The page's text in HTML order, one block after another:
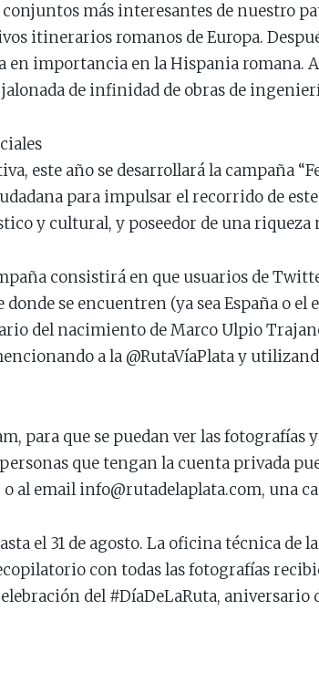
conjuntos más interesantes de nuestro
itinerarios romanos de Europa.
en importancia en la Hispania romana.
de infinidad de obras de
este año se desarrollará la campaña
para impulsar el recorrido de
y cultural, y poseedor de una riqueza
consistirá en que usuarios de
se encuentren (ya sea España o
del nacimiento de Marco Ulpio
a la @RutaVíaPlata y
para que se puedan ver las
que tengan la cuenta privada
al email info@rutadelaplata.com, una
el 31 de agosto. La oficina técnica de
con todas las fotografías
del #DíaDeLaRuta,